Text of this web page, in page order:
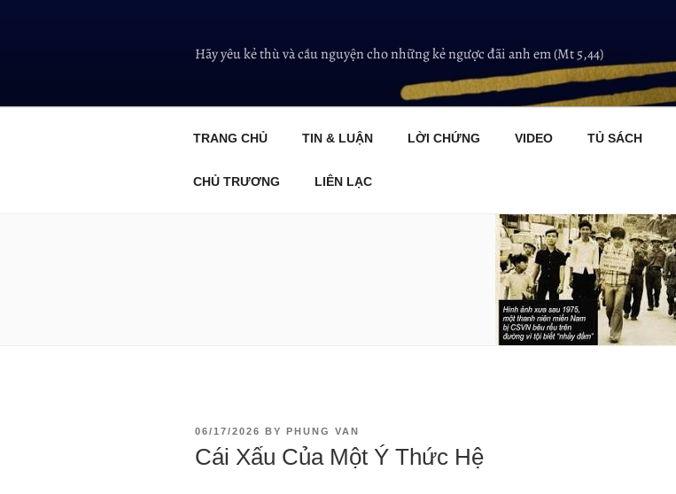
Hãy yêu kẻ thù và cầu nguyện cho những kẻ ngược đãi anh em (Mt 5,44)
TRANG CHỦ TIN & LUẬN LỜI CHỨNG VIDEO TỦ SÁCH
CHỦ TRƯƠNG LIÊN LẠC
06/17/2026 BY PHUNG VAN
Cái Xấu Của Một Ý Thức Hệ